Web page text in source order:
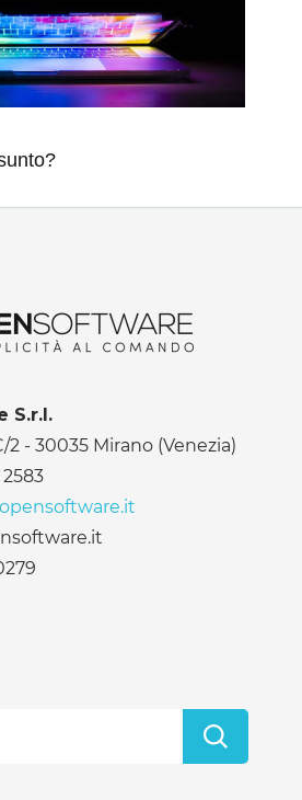
S.r.l.
2 - 30035 Mirano (Venezia)
2583